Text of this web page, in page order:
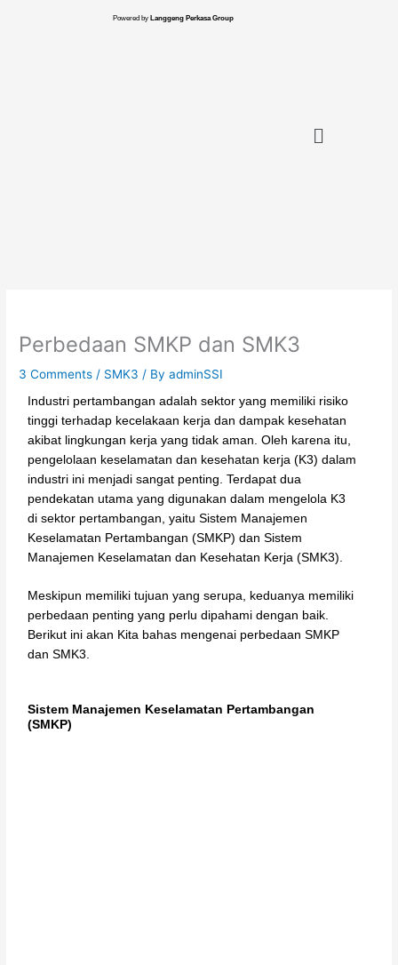
Powered by Langgeng Perkasa Group
Menu
Perbedaan SMKP dan SMK3
3 Comments / SMK3 / ByadminSSI
Industri pertambangan adalah sektor yang memiliki risiko
tinggi terhadap kecelakaan kerja dan dampak kesehatan
akibat lingkungan kerja yang tidak aman. Oleh karena itu,
pengelolaan keselamatan dan kesehatan kerja (K3) dalam
industri ini menjadi sangat penting. Terdapat dua
pendekatan utama yang digunakan dalam mengelola K3
di sektor pertambangan, yaitu Sistem Manajemen
Keselamatan Pertambangan (SMKP) dan Sistem
Manajemen Keselamatan dan Kesehatan Kerja (SMK3).
Meskipun memiliki tujuan yang serupa, keduanya memiliki
perbedaan penting yang perlu dipahami dengan baik.
Berikut ini akan Kita bahas mengenai perbedaan SMKP
dan SMK3.
Sistem Manajemen Keselamatan Pertambangan
(SMKP)